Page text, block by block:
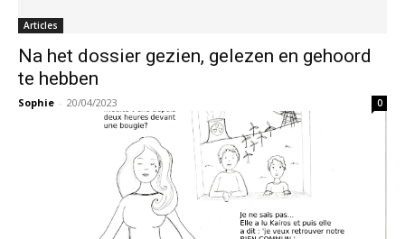
Articles
Na het dossier gezien, gelezen en gehoord
te hebben
Sophie - 20/04/2023 0